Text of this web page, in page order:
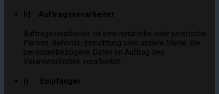
h) Auftragsverarbeiter
Auftragsverarbeiter ist eine natürliche oder juristische
Person, Behörde, Einrichtung oder andere Stelle, die
personenbezogene Daten im Auftrag des
Verantwortlichen verarbeitet.
i) Empfänger